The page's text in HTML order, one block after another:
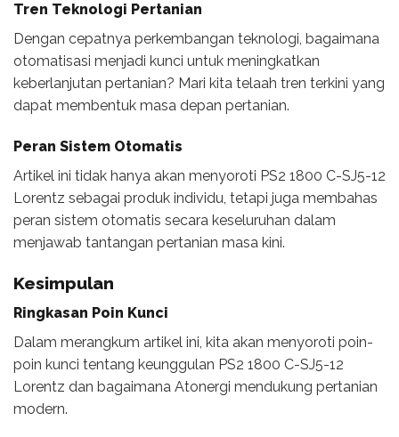
Tren Teknologi Pertanian
Dengan cepatnya perkembangan teknologi, bagaimana
otomatisasi menjadi kunci untuk meningkatkan
keberlanjutan pertanian? Mari kita telaah tren terkini yang
dapat membentuk masa depan pertanian.
Peran Sistem Otomatis
Artikel ini tidak hanya akan menyoroti PS2 1800 C-SJ5-12
Lorentz sebagai produk individu, tetapi juga membahas
peran sistem otomatis secara keseluruhan dalam
menjawab tantangan pertanian masa kini.
Kesimpulan
Ringkasan Poin Kunci
Dalam merangkum artikel ini, kita akan menyoroti poin-
poin kunci tentang keunggulan PS2 1800 C-SJ5-12
Lorentz dan bagaimana Atonergi mendukung pertanian
modern.